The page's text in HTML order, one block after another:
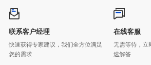
联系客户经理
您的需求
在线客服
速解答